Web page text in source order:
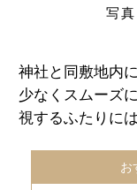
写
神社と同敷地内
少なくスムーズ
視するふたりに
お